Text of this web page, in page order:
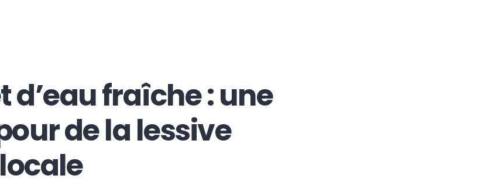
d’eau fraîche : une
de la lessive